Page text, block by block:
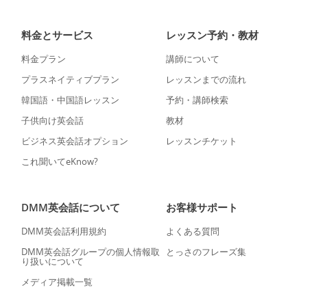
料金とサービス
料金プラン
プラスネイティブプラン
韓国語・中国語レッスン
子供向け英会話
ビジネス英会話オプション
これ聞いてeKnow?
レッスン予約・教材
講師について
レッスンまでの流れ
予約・講師検索
教材
レッスンチケット
DMM英会話について
DMM英会話利用規約
DMM英会話グループの個人情報取
り扱いについて
メディア掲載一覧
お客様サポート
よくある質問
とっさのフレーズ集